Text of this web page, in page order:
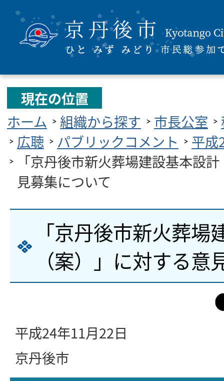
現在の位置
ホーム
組織から探す 市長公室
広聴
パブリックコメント
平成
「京丹後市新火葬場建設基本設
見募集について
「京丹後市新火葬場
（案）」に対する
平成24年11月22日
京丹後市